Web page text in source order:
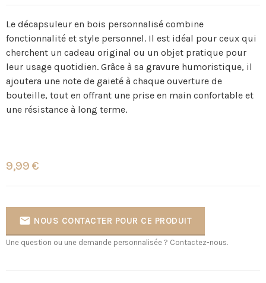
Le décapsuleur en bois personnalisé combine
fonctionnalité et style personnel. Il est idéal pour ceux qui
cherchent un cadeau original ou un objet pratique pour
leur usage quotidien. Grâce à sa gravure humoristique, il
ajoutera une note de gaieté à chaque ouverture de
bouteille, tout en offrant une prise en main confortable et
une résistance à long terme.
9,99 €
 NOUS CONTACTER POUR CE PRODUIT
Une question ou une demande personnalisée ? Contactez-nous.